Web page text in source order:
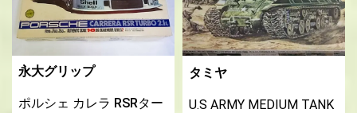
永大グリップ
ポルシェ カレラ RSRター
タミヤ
U.S ARMY MEDIUM TANK